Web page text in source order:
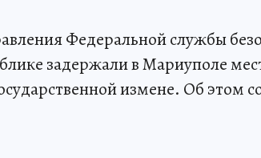
Федеральной службы
задержали в Мариуполе
измене. Об этом